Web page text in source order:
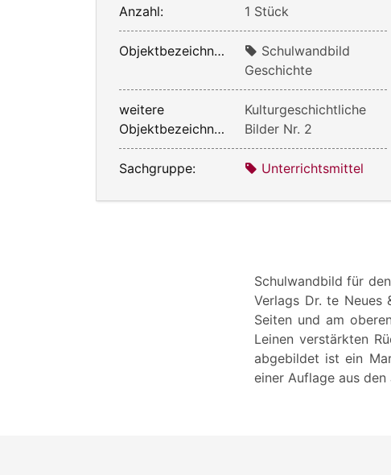
Anzahl: 1 Stück
Objektbezeichnung:
Schulwandbild
Geschichte
weitere
Objektbezeichnung:
Kulturgeschichtliche
Bilder Nr. 2
Sachgruppe: Unterrichtsmittel
Schulwandbild für
Verlags Dr. te Neues
Seiten und am
Leinen verstärkten
abgebildet ist ein
einer Auflage aus den